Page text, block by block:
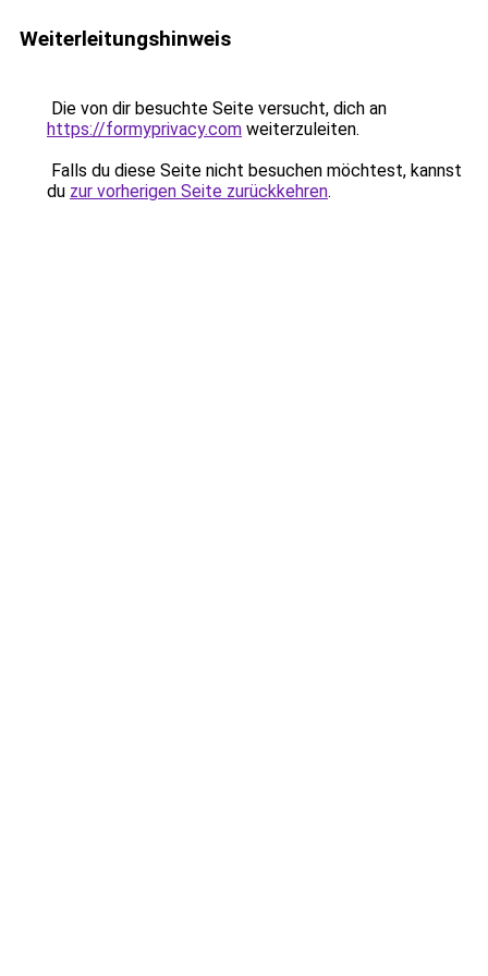
Weiterleitungshinweis
Die von dir besuchte Seite versucht, dich an
https://formyprivacy.com weiterzuleiten.
Falls du diese Seite nicht besuchen möchtest, kannst
du zur vorherigen Seite zurückkehren.